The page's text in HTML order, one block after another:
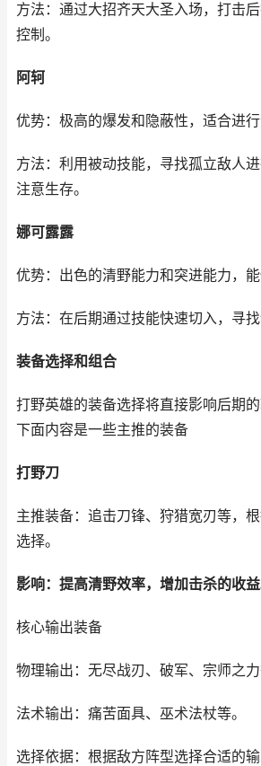
方法：通过大招齐天大圣入场，打击
控制。
阿轲
优势：极高的爆发和隐蔽性，适合进行
方法：利用被动技能，寻找孤立敌人
注意生存。
娜可露露
优势：出色的清野能力和突进能力，能
方法：在后期通过技能快速切入，寻找
装备选择和组合
打野英雄的装备选择将直接影响后期的
下面内容是一些主推的装备
打野刀
主推装备：追击刀锋、狩猎宽刃等，
选择。
影响：提高清野效率，增加击杀的收益
核心输出装备
物理输出：无尽战刃、破军、宗师之力
法术输出：痛苦面具、巫术法杖等。
选择依据：根据敌方阵型选择合适的输